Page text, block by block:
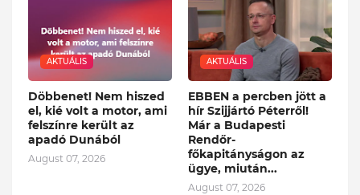
AKTUÁLIS
Döbbenet! Nem hiszed
el, kié volt a motor, ami
felszínre került az
apadó Dunából
August 07, 2026
AKTUÁLIS
EBBEN a percben jött a
hír Szijjártó Péterről!
Már a Budapesti
Rendőr-
főkapitányságon az
ügye, miután...
August 07, 2026